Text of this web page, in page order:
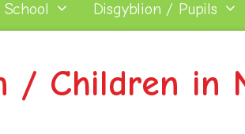
Disgyblion / Pupils
/ Children in